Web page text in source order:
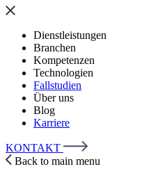
Dienstleistungen
Branchen
Kompetenzen
Technologien
Fallstudien
Über uns
Blog
Karriere
KONTAKT
Back to main menu